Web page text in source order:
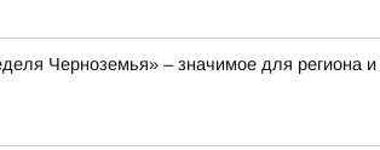
Черноземья» – значимое для региона и